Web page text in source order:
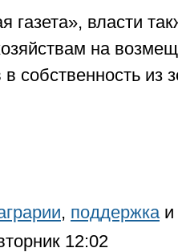
газета», власти
на
собственность из
, поддержкаи
12:02